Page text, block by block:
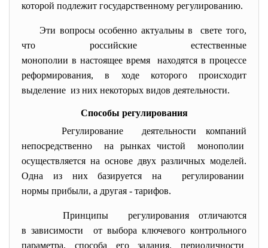
которой подлежит государственному регулированию.
Эти вопросы особенно актуальны в свете того,
что российские естественные
монополии в настоящее время находятся в процессе
реформирования, в ходе которого происходит
выделение из них некоторых видов деятельности.
Способы регулирования
Регулирование деятельности компаний
непосредственно на рынках чистой монополии
осуществляется на основе двух различных моделей.
Одна из них базируется на регулировании
нормы прибыли, а другая - тарифов.
Принципы регулирования отличаются
в зависимости от выбора ключевого контрольного
параметра, способа его задания, периодичности